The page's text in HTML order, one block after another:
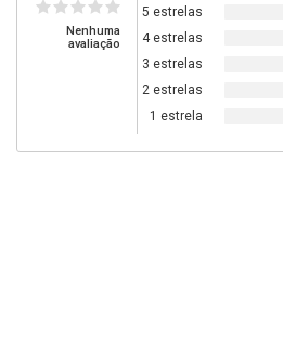
Nenhuma
avaliação
5 estrelas
4 estrelas
3 estrelas
2 estrelas
1 estrela